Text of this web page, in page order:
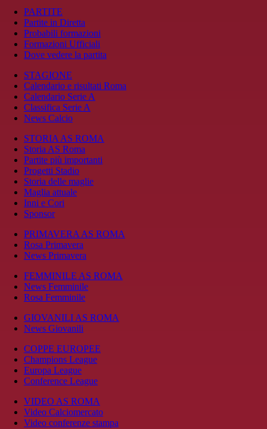
PARTITE
Partite in Diretta
Probabili formazioni
Formazioni Ufficiali
Dove vedere la partita
STAGIONE
Calendario e risultati Roma
Calendario Serie A
Classifica Serie A
News Calcio
STORIA AS ROMA
Storia AS Roma
Partite più importanti
Progetti Stadio
Storia delle maglie
Maglia attuale
Inni e Cori
Sponsor
PRIMAVERA AS ROMA
Rosa Primavera
News Primavera
FEMMINILE AS ROMA
News Femminile
Rosa Femminile
GIOVANILI AS ROMA
News Giovanili
COPPE EUROPEE
Champions League
Europa League
Conference League
VIDEO AS ROMA
Video Calciomercato
Video conferenze stampa